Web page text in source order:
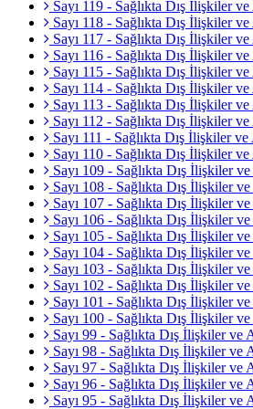
Sayı 119 - Sağlıkta Dış İlişkiler
Sayı 118 - Sağlıkta Dış İlişkiler
Sayı 117 - Sağlıkta Dış İlişkiler
Sayı 116 - Sağlıkta Dış İlişkiler
Sayı 115 - Sağlıkta Dış İlişkiler
Sayı 114 - Sağlıkta Dış İlişkiler
Sayı 113 - Sağlıkta Dış İlişkiler
Sayı 112 - Sağlıkta Dış İlişkiler
Sayı 111 - Sağlıkta Dış İlişkiler
Sayı 110 - Sağlıkta Dış İlişkiler
Sayı 109 - Sağlıkta Dış İlişkiler
Sayı 108 - Sağlıkta Dış İlişkiler
Sayı 107 - Sağlıkta Dış İlişkiler
Sayı 106 - Sağlıkta Dış İlişkiler
Sayı 105 - Sağlıkta Dış İlişkiler
Sayı 104 - Sağlıkta Dış İlişkiler
Sayı 103 - Sağlıkta Dış İlişkiler
Sayı 102 - Sağlıkta Dış İlişkiler
Sayı 101 - Sağlıkta Dış İlişkiler
Sayı 100 - Sağlıkta Dış İlişkiler
Sayı 99 - Sağlıkta Dış İlişkiler
Sayı 98 - Sağlıkta Dış İlişkiler ve
Sayı 97 - Sağlıkta Dış İlişkiler
Sayı 96 - Sağlıkta Dış İlişkiler
Sayı 95 - Sağlıkta Dış İlişkiler